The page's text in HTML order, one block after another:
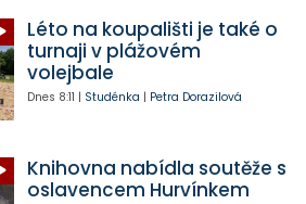
Léto na koupališti je také o
turnaji v plážovém
volejbale
Dnes 8:11 | Studénka | Petra Dorazilová
Knihovna nabídla soutěže s
oslavencem Hurvínkem